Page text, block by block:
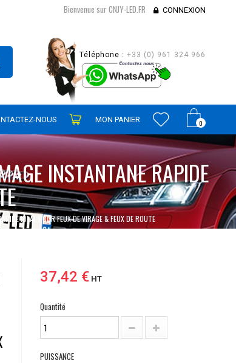
Bienvenue sur CNJY-LED.FR CONNEXION
Téléphone : +33 (0) 961 324 966
0
NOUS MON PANIER
INSTANTANE RAPIDE
IDEAL POUR FEUX DE VIRAGE & FEUX DE ROUTE
37,42 €HT
Quantité
PUISSANCE